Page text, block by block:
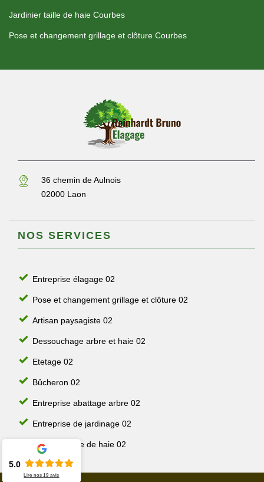
Jardinier taille de haie Courbes
Pose et changement grillage et clôture Courbes
36 chemin de Aulnois
02000 Laon
NOS SERVICES
Entreprise élagage 02
Pose et changement grillage et clôture 02
Artisan paysagiste 02
Dessouchage arbre et haie 02
Etetage 02
Bûcheron 02
Entreprise abattage arbre 02
Entreprise de jardinage 02
Jardinier taille de haie 02
5.0
Lire nos19 avis